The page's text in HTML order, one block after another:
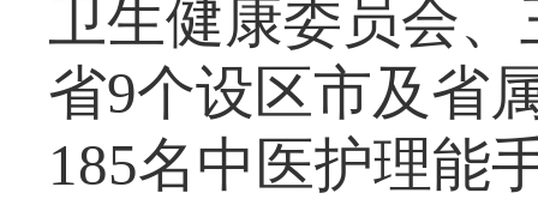
卫生健康委员会
省9个设区市及省
185名中医护理能